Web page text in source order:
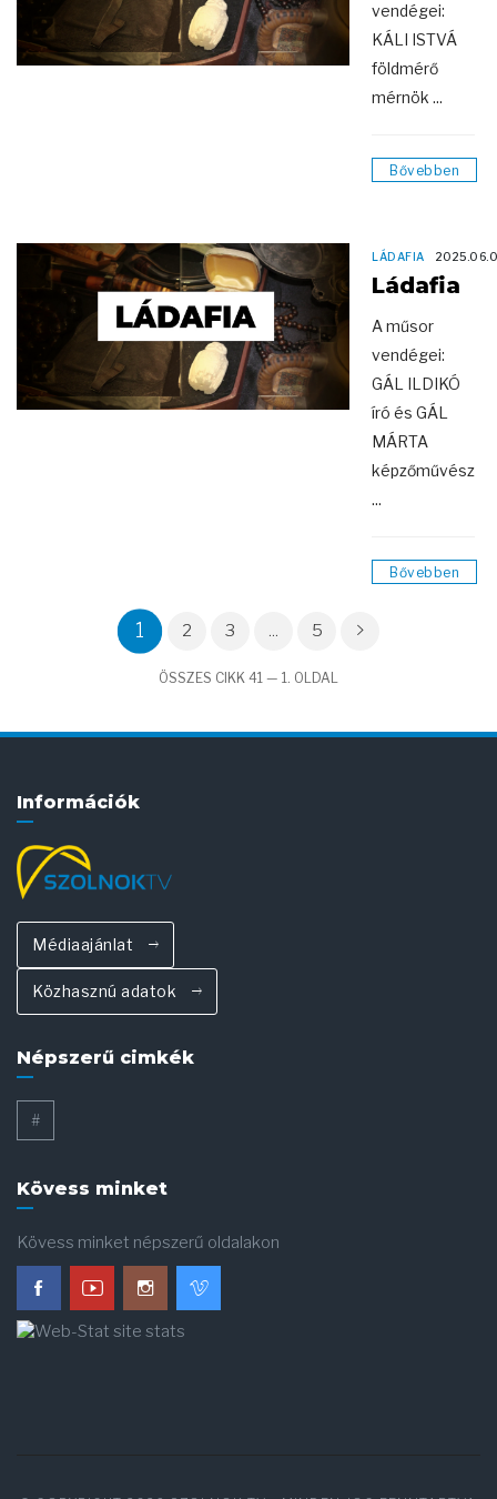
vendégei:
KÁLI ISTVÁ
földmérő
mérnök ...
Bővebben
LÁDAFIA
Ládafia
A műsor
vendégei:
GÁL ILDIKÓ
író és GÁL
MÁRTA
képzőművész
...
Bővebben
1 2 3 ... 5
ÖSSZES CIKK 41 — 1. OLDAL
Információk
Médiaajánlat
Közhasznú adatok
Népszerű cimkék
#
Kövess minket
Kövess minket népszerű oldalakon